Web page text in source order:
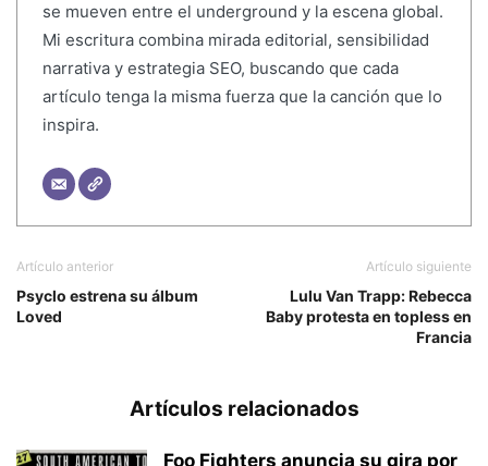
se mueven entre el underground y la escena global.
Mi escritura combina mirada editorial, sensibilidad
narrativa y estrategia SEO, buscando que cada
artículo tenga la misma fuerza que la canción que lo
inspira.
Artículo anterior
Psyclo estrena su álbum
Loved
Artículo siguiente
Lulu Van Trapp: Rebecca
Baby protesta en topless en
Francia
Artículos relacionados
Foo Fighters anuncia su gira por